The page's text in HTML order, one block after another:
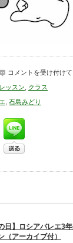
【オ
プ
ン
生
1/7
石
島
に
ア
エ
3
コメントを受け付け
ッスン クラス
石島みどり
日】ロシアバレエ3
（アーカイブ付）